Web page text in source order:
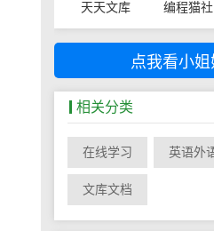
天天文库 编程猫社
点我看小
相关分类
在线学习 英语外
文库文档